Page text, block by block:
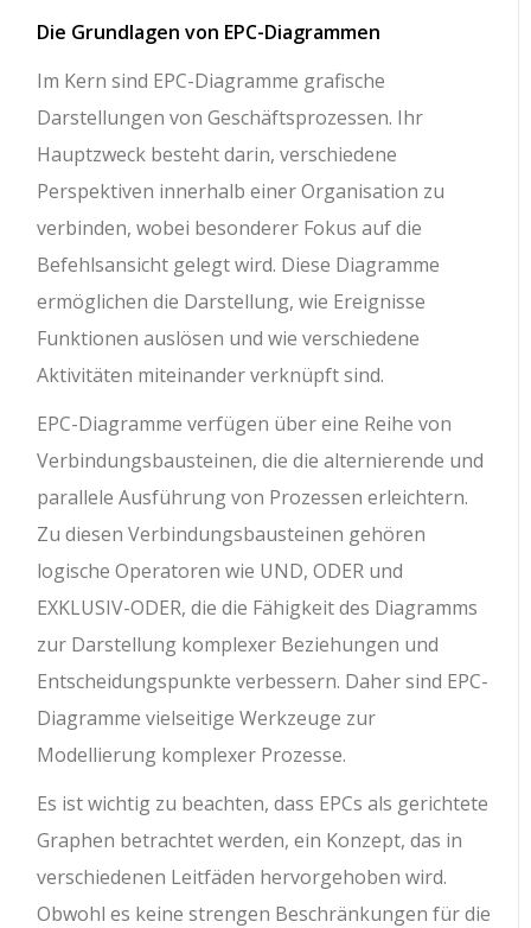
Die Grundlagen von EPC-Diagrammen
Im Kern sind EPC-Diagramme grafische
Darstellungen von Geschäftsprozessen. Ihr
Hauptzweck besteht darin, verschiedene
Perspektiven innerhalb einer Organisation zu
verbinden, wobei besonderer Fokus auf die
Befehlsansicht gelegt wird. Diese Diagramme
ermöglichen die Darstellung, wie Ereignisse
Funktionen auslösen und wie verschiedene
Aktivitäten miteinander verknüpft sind.
EPC-Diagramme verfügen über eine Reihe von
Verbindungsbausteinen, die die alternierende und
parallele Ausführung von Prozessen erleichtern.
Zu diesen Verbindungsbausteinen gehören
logische Operatoren wie UND, ODER und
EXKLUSIV-ODER, die die Fähigkeit des Diagramms
zur Darstellung komplexer Beziehungen und
Entscheidungspunkte verbessern. Daher sind EPC-
Diagramme vielseitige Werkzeuge zur
Modellierung komplexer Prozesse.
Es ist wichtig zu beachten, dass EPCs als gerichtete
Graphen betrachtet werden, ein Konzept, das in
verschiedenen Leitfäden hervorgehoben wird.
Obwohl es keine strengen Beschränkungen für die